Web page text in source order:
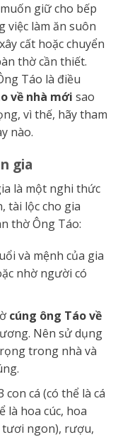
giữ cho bếp
việc làm ăn suôn
cất hoặc chuyển
thờ cần thiết.
Táo là điều
về nhà mới sao
vì thế, hãy tham
nào.
gia
là một nghi thức
tài lộc cho gia
thờ Ông Táo:
và mệnh của gia
nhờ người có
cúng ông Táo về
Nên sử dụng
trong nhà và
cá (có thể là cá
là hoa cúc, hoa
tươi ngon), rượu,